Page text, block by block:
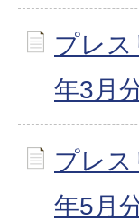
プレ
年3月
プレ
年5月